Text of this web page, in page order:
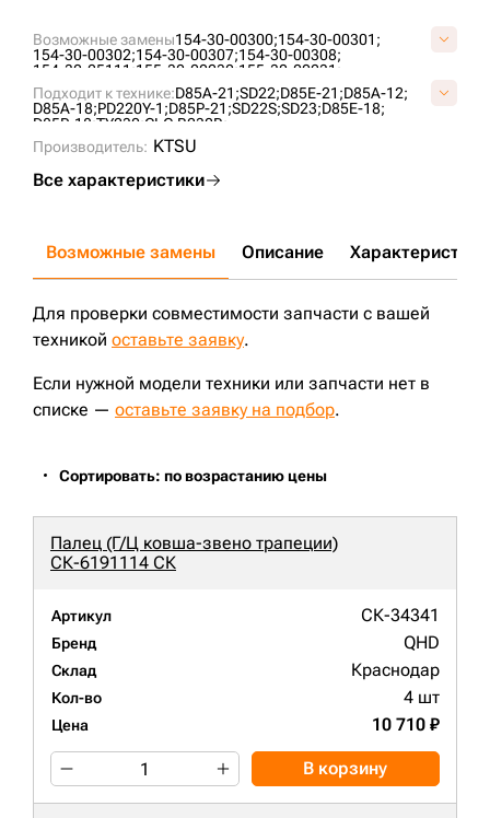
Возможные замены154-30-00300;154-30-00301;
154-30-00302;154-30-00307;154-30-00308;
154-30-25111;155-30-00230;155-30-00231;
155-30-00232;
155-30-00233; 155-30-00233-SS;
155-30-00234;155-30-00234-6;155-30-00235;
155-30-00290;158-40-A0000P050-01;2-1862;
Подходит к технике:D85A-21;SD22;D85E-21;D85A-12;
D85A-18;PD220Y-1;D85P-21;SD22S;SD23;D85E-18;
D85P-18;TY230;CLG B230R;
Производитель: KTSU
Все характеристики
Возможные замены Описание Характеристики
Для проверки совместимости запчасти с вашей
техникой оставьте заявку.
Если нужной модели техники или запчасти нет в
списке — оставьте заявку на подбор.
Сортировать: по возрастанию цены
Палец (Г/Ц ковша-звено трапеции)
СК-6191114 СК
Артикул СК-34341
Бренд QHD
Склад Краснодар
Кол-во 4 шт
Цена 10 710 ₽
В корзину